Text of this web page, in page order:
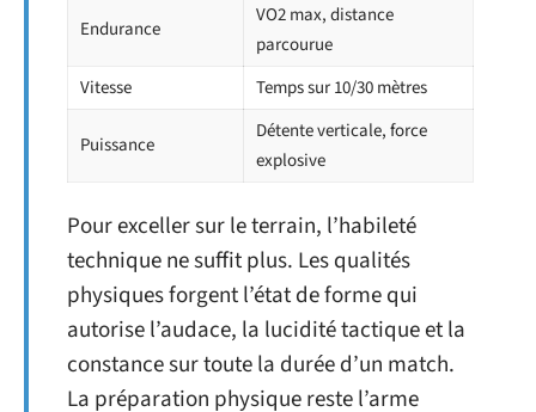
Endurance
VO2 max, distance
parcourue
Vitesse
Temps sur 10/30 mètres
Puissance
Détente verticale, force
explosive
Pour exceller sur le terrain, l’habileté
technique ne suffit plus. Les qualités
physiques forgent l’état de forme qui
autorise l’audace, la lucidité tactique et la
constance sur toute la durée d’un match.
La préparation physique reste l’arme